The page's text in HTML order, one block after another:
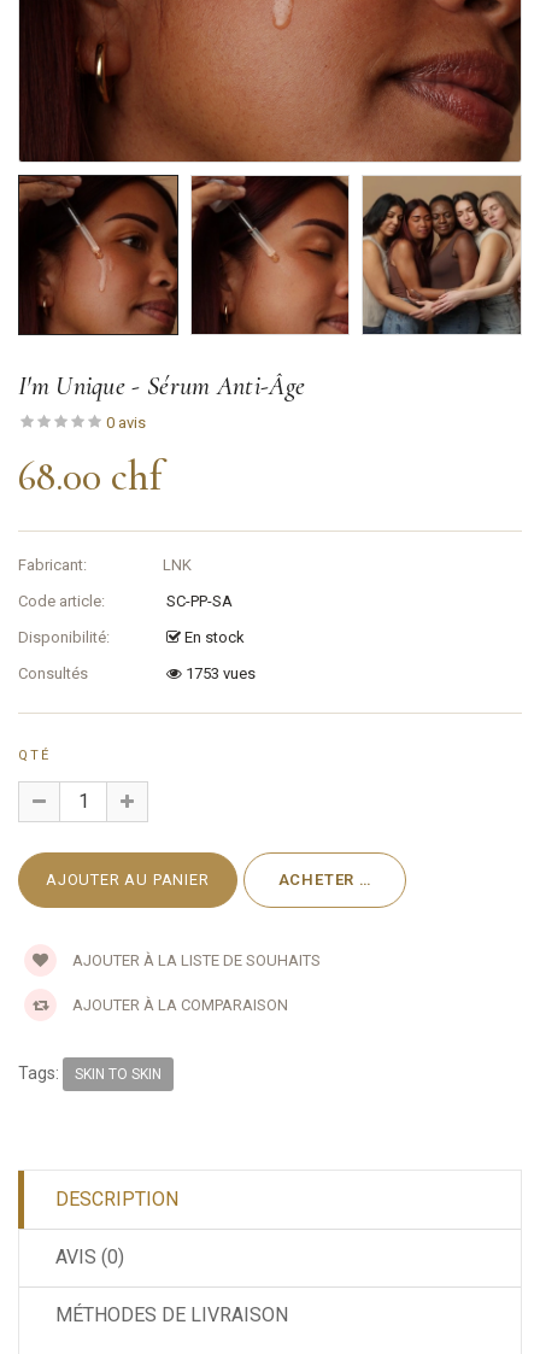
I'm Unique - Sérum Anti-Âge
0 avis
68.00 chf
Fabricant:
LNK
Code article:
SC-PP-SA
Disponibilité:
En stock
Consultés
1753 vues
QTÉ
AJOUTER À LA LISTE DE SOUHAITS
AJOUTER À LA COMPARAISON
Tags: SKIN TO SKIN
DESCRIPTION
AVIS (0)
MÉTHODES DE LIVRAISON